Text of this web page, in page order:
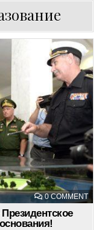
0 COMMENT